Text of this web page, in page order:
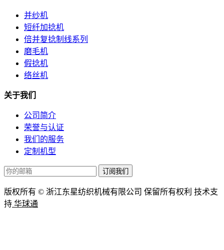
并纱机
短纤加捻机
倍并复捻制线系列
磨毛机
假捻机
络丝机
关于我们
公司简介
荣誉与认证
我们的服务
定制机型
版权所有 © 浙江东星纺织机械有限公司 保留所有权利 技术支
持 华球通